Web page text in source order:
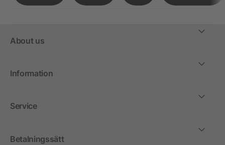
About us
Information
Service
Betalningssätt